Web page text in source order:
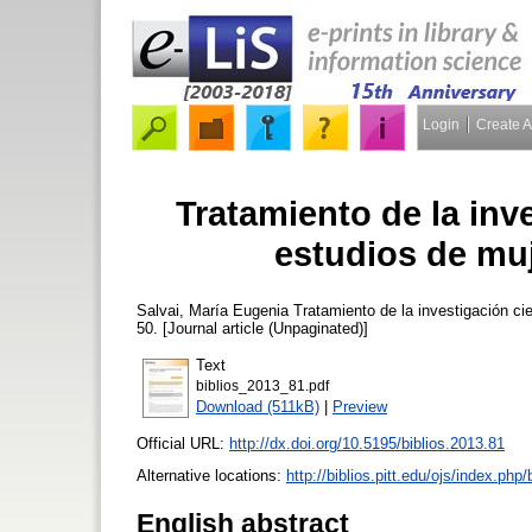
Login Create
Tratamiento de la
estudios de
Salvai, María Eugenia Tratamiento de la investigación
50. [Journal article (Unpaginated)]
Text
biblios_2013_81.pdf
Download (511kB) | Preview
Official URL: http://dx.doi.org/10.5195/biblios.2013.81
Alternative locations: http://biblios.pitt.edu/ojs/
English abstract